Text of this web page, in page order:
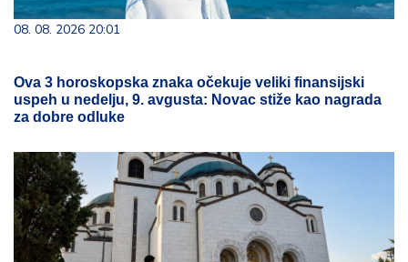
08. 08. 2026 20:01
Ova 3 horoskopska znaka očekuje veliki finansijski
uspeh u nedelju, 9. avgusta: Novac stiže kao nagrada
za dobre odluke